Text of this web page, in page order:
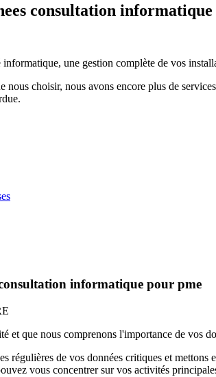
consultation
une gestion complète de vos
nous choisir, nous avons encore plus de
informatique pour pme
et que nous comprenons l'importance de vos
régulières de vos données critiques et
vous concentrer sur vos activités